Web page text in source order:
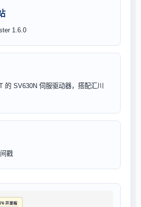
1.6.0
的 SV630N 伺服驱动器，搭配汇川
戳